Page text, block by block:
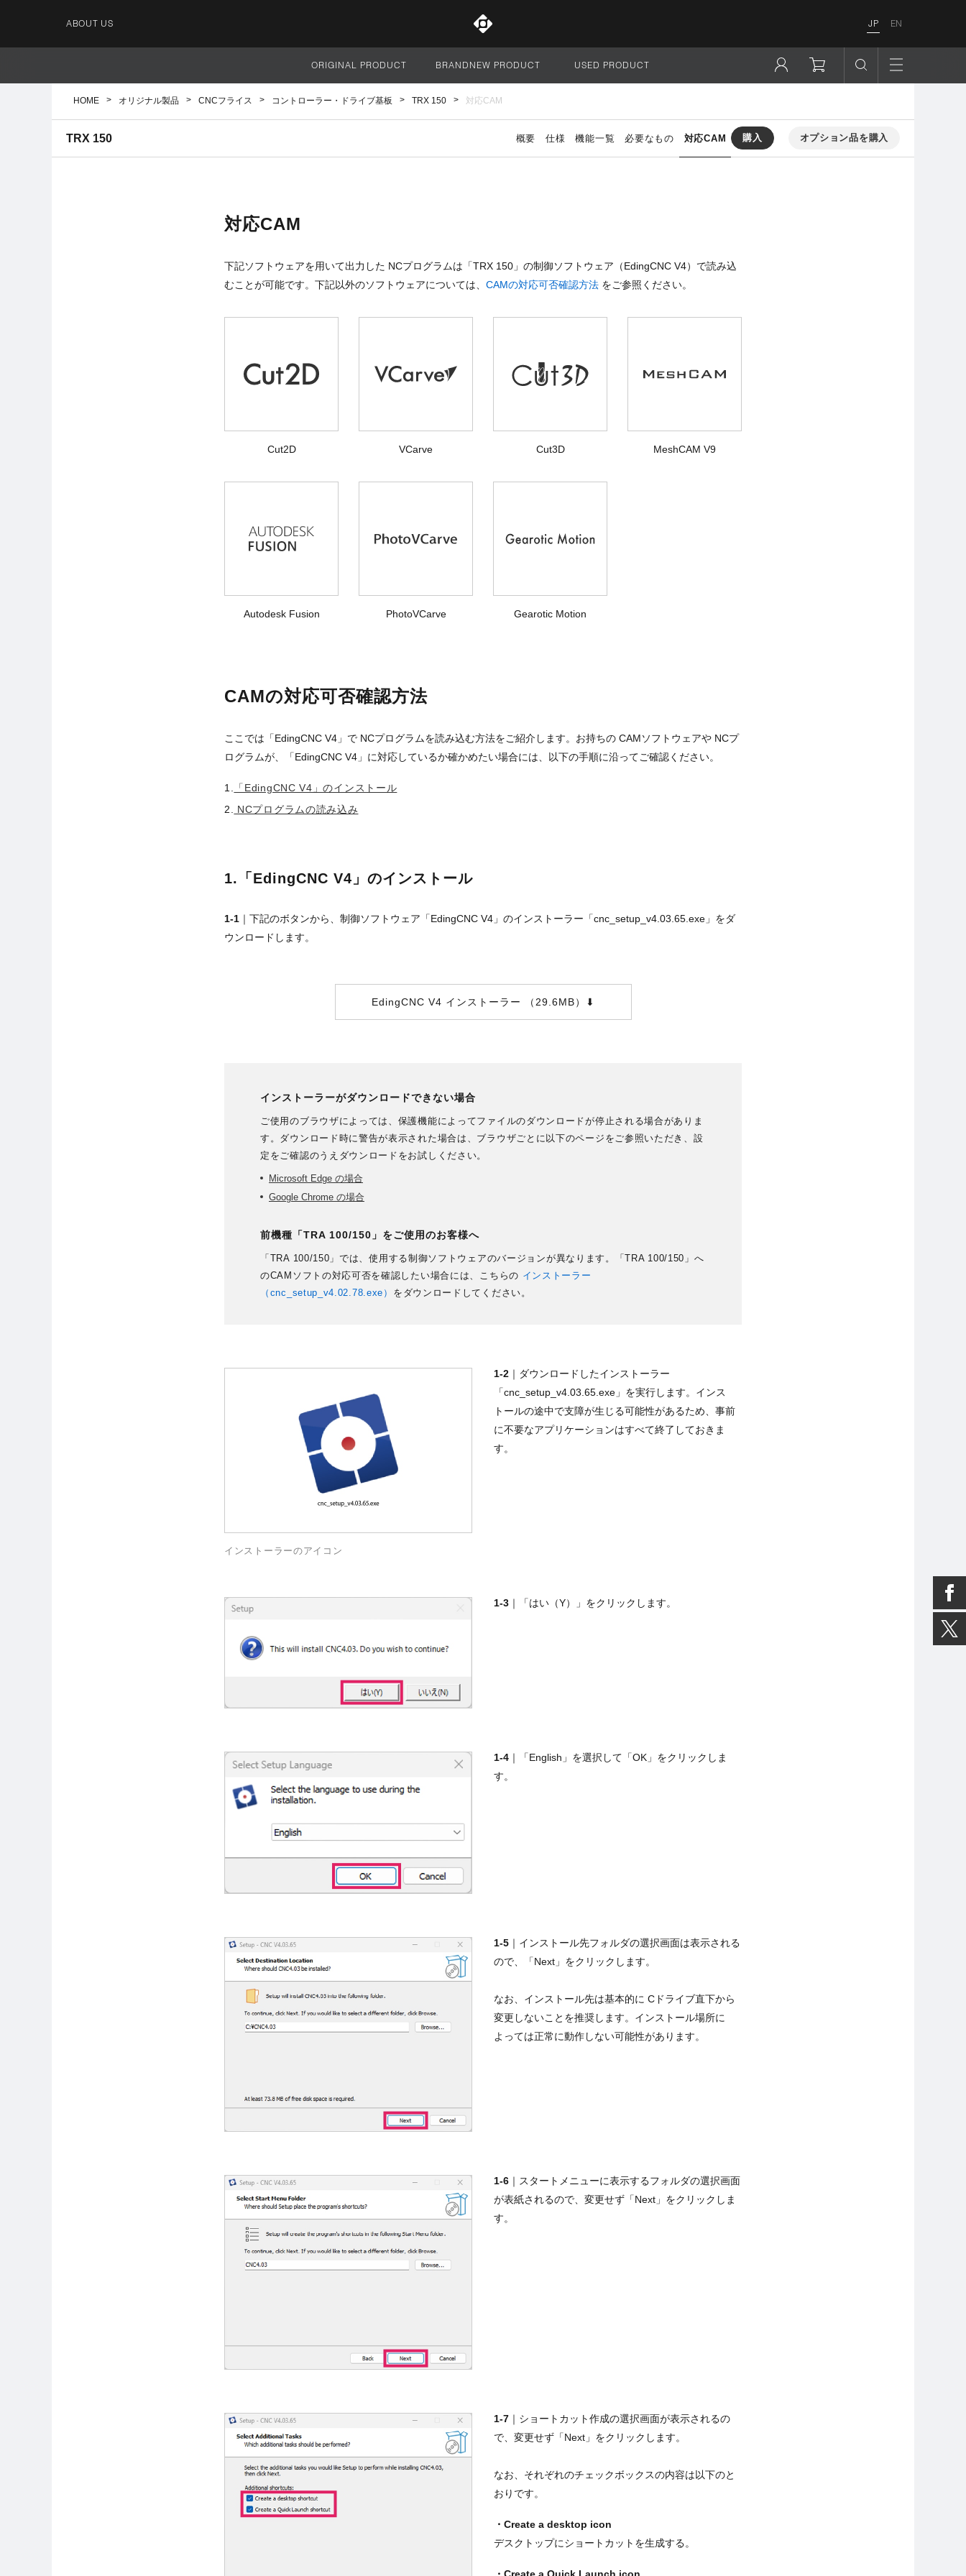
ABOUT US JP EN
サイト全体
ORIGINAL PRODUCT BRANDNEW PRODUCT USED PRODUCT
HOME オリジナル製品 CNCフライス コントローラー・ドライブ基板 TRX 150 対応CAM
TRX 150 概要 仕様 機能一覧 必要なもの 対応CAM 購入 オプション品を購入
対応CAM
下記ソフトウェアを用いて出力した NCプログラムは「TRX 150」の制御ソフトウェア（EdingCNC V4）で読み込
むことが可能です。下記以外のソフトウェアについては、 CAMの対応可否確認方法 をご参照ください。
Cut2D VCarve Cut3D MeshCAM V9
Autodesk Fusion PhotoVCarve Gearotic Motion
CAMの対応可否確認方法
ここでは「EdingCNC V4」で NCプログラムを読み込む方法をご紹介します。お持ちの CAMソフトウェアや NCプ
ログラムが、「EdingCNC V4」に対応しているか確かめたい場合には、以下の手順に沿ってご確認ください。
「EdingCNC V4」のインストール
NCプログラムの読み込み
1.「EdingCNC V4」のインストール
1-1 ｜下記のボタンから、制御ソフトウェア「EdingCNC V4」のインストーラー「cnc_setup_v4.03.65.exe」をダ
ウンロードします。
EdingCNC V4 インストーラー （29.6MB）⬇︎
インストーラーがダウンロードできない場合
ご使用のブラウザによっては、保護機能によってファイルのダウンロードが停止される場合がありま
す。ダウンロード時に警告が表示された場合は、ブラウザごとに以下のページをご参照いただき、設
定をご確認のうえダウンロードをお試しください。
Microsoft Edge の場合
Google Chrome の場合
前機種「TRA 100/150」をご使用のお客様へ
「TRA 100/150」では、使用する制御ソフトウェアのバージョンが異なります。「TRA 100/150」へ
のCAMソフトの対応可否を確認したい場合には、こちらの インストーラー
（cnc_setup_v4.02.78.exe） をダウンロードしてください。
1-2 ｜ダウンロードしたインストーラー
「cnc_setup_v4.03.65.exe」を実行します。インス
トールの途中で支障が生じる可能性があるため、事前
に不要なアプリケーションはすべて終了しておきま
す。
インストーラーのアイコン
1-3 ｜「はい（Y）」をクリックします。
1-4 ｜「English」を選択して「OK」をクリックしま
す。
1-5 ｜インストール先フォルダの選択画面は表示される
ので、「Next」をクリックします。
なお、インストール先は基本的に Cドライブ直下から
変更しないことを推奨します。インストール場所に
よっては正常に動作しない可能性があります。
1-6 ｜スタートメニューに表示するフォルダの選択画面
が表紙されるので、変更せず「Next」をクリックしま
す。
1-7 ｜ショートカット作成の選択画面が表示されるの
で、変更せず「Next」をクリックします。
なお、それぞれのチェックボックスの内容は以下のと
おりです。
・Create a desktop icon
デスクトップにショートカットを生成する。